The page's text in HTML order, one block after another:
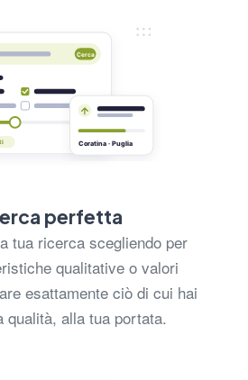
perfetta
tua ricerca scegliendo per
qualitative o valori
esattamente ciò di cui hai
qualità, alla tua portata.